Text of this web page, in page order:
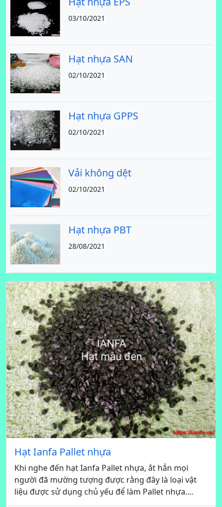
03/10/2021
Hạt nhựa SAN
02/10/2021
Hạt nhựa GPPS
02/10/2021
Vải không dệt
02/10/2021
Hạt nhựa PBT
28/08/2021
Hạt Ianfa Pallet nhựa
Khi nghe đến hạt Ianfa Pallet nhựa, ắt hẳn mọi
người đã mường tượng được rằng đây là loại vật
liệu được sử dụng chủ yếu để làm Pallet nhựa....